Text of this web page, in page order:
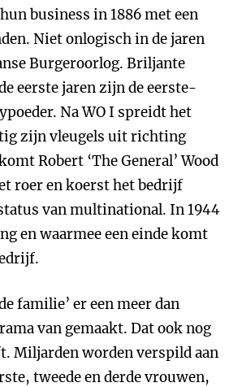
business in 1886 met een
Niet onlogisch in de jaren
Burgeroorlog. Briljante
eerste jaren zijn de eerste-
Na WO I spreidt het
zijn vleugels uit richting
Robert ‘The General’ Wood
roer en koerst het bedrijf
van multinational. In 1944
en waarmee een einde komt
familie’ er een meer dan
van gemaakt. Dat ook nog
Miljarden worden verspild aan
tweede en derde vrouwen,